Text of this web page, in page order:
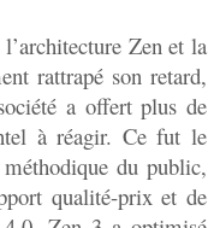
Zen et la
rattrapé son retard,
a offert plus de
à réagir. Ce fut le
méthodique du public,
qualité-prix et de